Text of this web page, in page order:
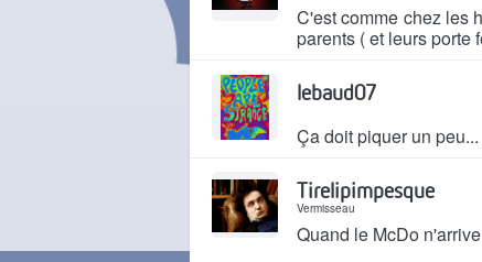
C'est comme chez les
parents ( et leurs porte
lebaud07
Ça doit piquer un peu...
Tirelipimpesque
Vermisseau
Quand le McDo